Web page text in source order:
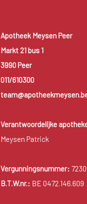
Apotheek Meysen Peer
Markt 21 bus 1
3990 Peer
011/610300
Verantwoordelijke
Meysen Patrick
Vergunningsnummer:
B.T.W.nr.: BE 0472.146.609